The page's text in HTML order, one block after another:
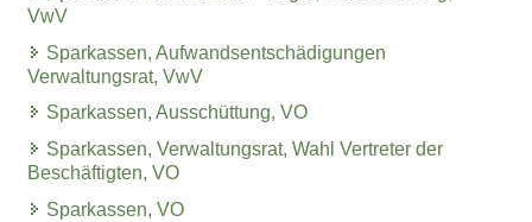
VwV
Sparkassen, Aufwandsentschädigungen
Verwaltungsrat, VwV
Sparkassen, Ausschüttung, VO
Sparkassen, Verwaltungsrat, Wahl Vertreter der
Beschäftigten, VO
Sparkassen, VO